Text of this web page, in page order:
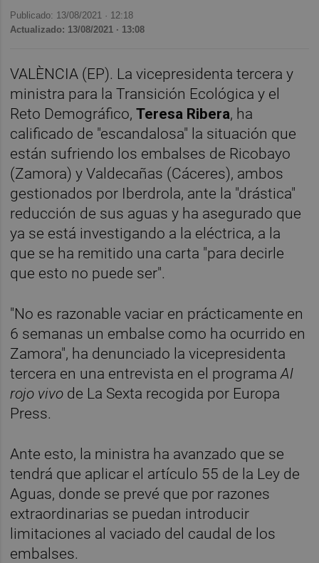
Publicado: 13/08/2021 · 12:18
Actualizado: 13/08/2021 · 13:08
VALÈNCIA (EP). La vicepresidenta tercera y
ministra para la Transición Ecológica y el
Reto Demográfico, Teresa Ribera, ha
calificado de "escandalosa" la situación que
están sufriendo los embalses de Ricobayo
(Zamora) y Valdecañas (Cáceres), ambos
gestionados por Iberdrola, ante la "drástica"
reducción de sus aguas y ha asegurado que
ya se está investigando a la eléctrica, a la
que se ha remitido una carta "para decirle
que esto no puede ser".
"No es razonable vaciar en prácticamente en
6 semanas un embalse como ha ocurrido en
Zamora", ha denunciado la vicepresidenta
tercera en una entrevista en el programaAl
rojo vivo de La Sexta recogida por Europa
Press.
Ante esto, la ministra ha avanzado que se
tendrá que aplicar el artículo 55 de la Ley de
Aguas, donde se prevé que por razones
extraordinarias se puedan introducir
limitaciones al vaciado del caudal de los
embalses.